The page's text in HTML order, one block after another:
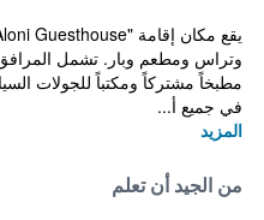
وتراس ومطعم وبار. تشمل المرافق
مطبخاً مشتركاً ومكتباً للجولات
في جميع أ...
المزيد
من الجيد أن تعلم